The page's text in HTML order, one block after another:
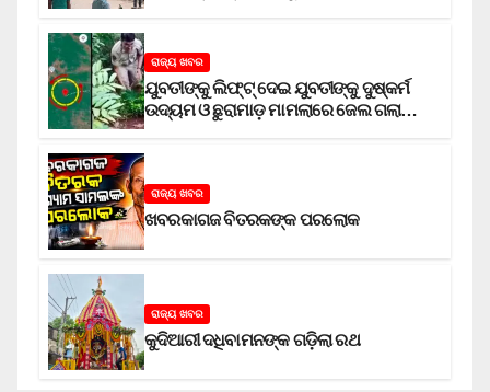
ରାଜ୍ୟ ଖବର
ଯୁବତୀଙ୍କୁ ଲିଫ୍‌ଟ୍‌ ଦେଇ ଯୁବତୀଙ୍କୁ ଦୁଷ୍କର୍ମ
ଉଦ୍ୟମ ଓ ଛୁରାମାଡ଼ ମାମଲାରେ ଜେଲ ଗଲା
ରାଜ୍ୟ ଖବର
ଖବରକାଗଜ ବିତରକଙ୍କ ପରଲୋକ
ରାଜ୍ୟ ଖବର
କୁଦିଆରୀ ଦଧିବାମନଙ୍କ ଗଡ଼ିଲା ରଥ